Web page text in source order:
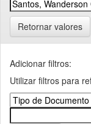
Retornar valores
Adicionar filtros:
Utilizar filtros para